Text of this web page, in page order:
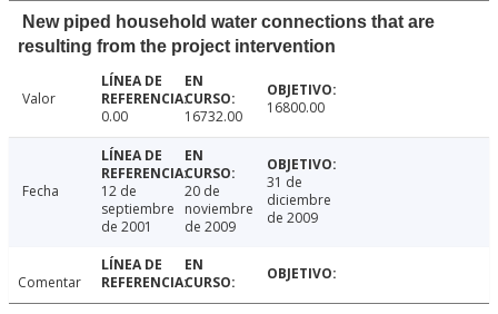
New piped household water connections that are
resulting from the project intervention
Valor
0.00
16732.00 16800.00
Fecha
12 de
septiembre
de 2001
20 de
noviembre
de 2009
31 de
diciembre
de 2009
Comentar